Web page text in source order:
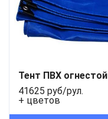
Тент ПВХ
41625 руб/рул.
+ цветов